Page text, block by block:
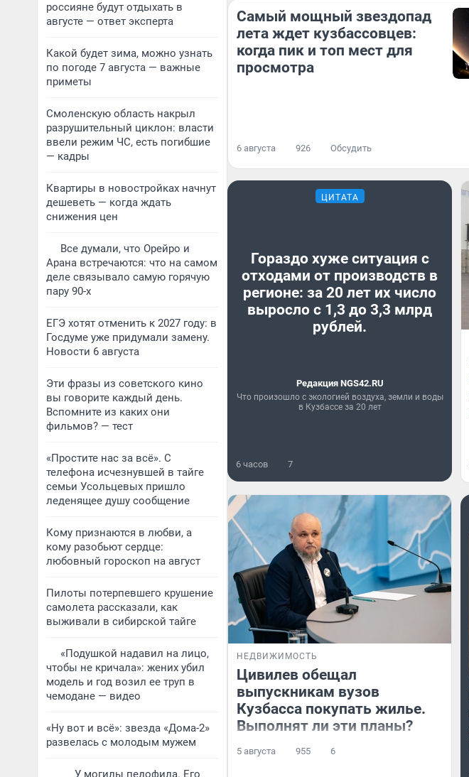
россияне будут отдыхать в
августе — ответ эксперта
Какой будет зима, можно узнать
по погоде 7 августа — важные
приметы
Смоленскую область накрыл
разрушительный циклон: власти
ввели режим ЧС, есть погибшие
— кадры
Квартиры в новостройках начнут
дешеветь — когда ждать
снижения цен
Все думали, что Орейро и
Арана встречаются: что на самом
деле связывало самую горячую
пару 90-х
ЕГЭ хотят отменить к 2027 году: в
Госдуме уже придумали замену.
Новости 6 августа
Эти фразы из советского кино
вы говорите каждый день.
Вспомните из каких они
фильмов? — тест
«Простите нас за всё». С
телефона исчезнувшей в тайге
семьи Усольцевых пришло
леденящее душу сообщение
Кому признаются в любви, а
кому разобьют сердце:
любовный гороскоп на август
Пилоты потерпевшего крушение
самолета рассказали, как
выживали в сибирской тайге
«Подушкой надавил на лицо,
чтобы не кричала»: жених убил
модель и год возил ее труп в
чемодане — видео
«Ну вот и всё»: звезда «Дома-2»
развелась с молодым мужем
У могилы педофила. Его
Самый мощный звездопад
лета ждет кузбассовцев:
когда пик и топ мест для
просмотра
6 августа 926 Обсудить
ЦИТАТА
Гораздо хуже ситуация с
отходами от производств в
регионе: за 20 лет их число
выросло с 1,3 до 3,3 млрд
рублей.
Редакция NGS42.RU
Что произошло с экологией воздуха, земли и воды
в Кузбассе за 20 лет
6 часов 7
НЕДВИЖИМОСТЬ
Цивилев обещал
выпускникам вузов
Кузбасса покупать жилье.
Выполнят ли эти планы?
5 августа 955 6